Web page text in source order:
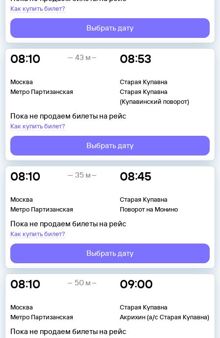
Как купить билет?
Выбрать дату
08:10
Москва
Метро Партизанская
08:53
Старая Купавна
Старая Купавна
(Купавинский поворот)
43 м
Пока не продаем билеты на рейс
Как купить билет?
Выбрать дату
08:10
Москва
Метро Партизанская
08:45
Старая Купавна
Поворот на Монино
35 м
Пока не продаем билеты на рейс
Как купить билет?
Выбрать дату
08:10
Москва
Метро Партизанская
09:00
Старая Купавна
Акрихин (а/с Старая Купавна)
50 м
Пока не продаем билеты на рейс